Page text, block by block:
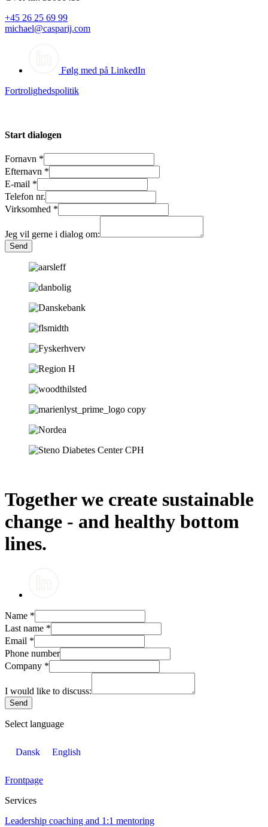
+45 26 25 69 99
michael@casparij.com
Følg med på LinkedIn
Fortrolighedspolitik
Start dialogen
Fornavn *
Efternavn *
E-mail *
Telefon nr.
Virksomhed *
Jeg vil gerne i dialog om:
Send
Together we create sustainable
change - and healthy bottom
lines.
Name *
Last name *
Email *
Phone number
Company *
I would like to discuss:
Send
Select language
Dansk English
Frontpage
Services
Leadership coaching and 1:1 mentoring